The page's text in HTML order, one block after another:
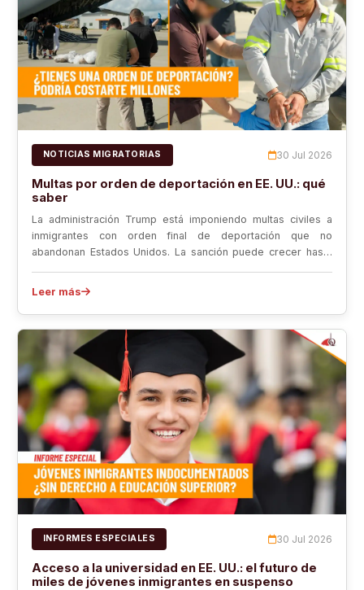
NOTICIAS MIGRATORIAS 30 Jul 2026
Multas por orden de deportación en EE. UU.: qué
saber
La administración Trump está imponiendo multas civiles a
inmigrantes con orden final de deportación que no
abandonan Estados Unidos. La sanción puede crecer hasta
abogado de inmigración puede revisar el caso, evaluar
Leer más
INFORMES ESPECIALES 30 Jul 2026
Acceso a la universidad en EE. UU.: el futuro de
miles de jóvenes inmigrantes en suspenso